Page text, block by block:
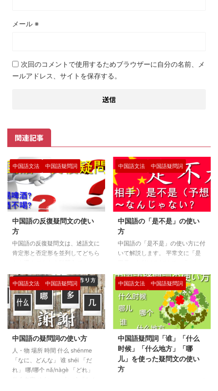
メール ※
次回のコメントで使用するためブラウザーに自分の名前、メ
ールアドレス、サイトを保存する。
関連記事
中国語文法 中国語疑問詞
中国語の反復疑問文の使い
方
中国語の反復疑問文は、述語文に
肯定形と否定形を並列してどちら
します。 中国語の疑問文 ①中国
語の疑問文の基本は、平常文に
「吗」を付ける方法があります。
你是中国人吗？ ---あなたは中国
人ですか？ ♠中国語を話してい
て、このような質問をされるよう
になるといいですね！ ②次に聞
きたい部分を疑問詞に変換する疑
問文の作り方があります。 我 看
电影。 谁 看电影？ 你吃 拉面。
中国語文法 中国語疑問詞
中国語の「是不是」の使い
方
中国語の「是不是」の使い方に付
いて解説します。 平常文に「是
で便利です。 中国人も日常会話
で頻繁に使うため、慣れておきま
しょう。 是不是の基本例 他是不
是中国人Tā shì bùshì zhōngguó
rén？ ---彼は中国人じゃない
の？ 你是不是感冒了Nǐ shì bùshì
gǎnmàole？ ---風邪じゃない
の？ 你是不是去看看Nǐ shì bùshì
qù kàn kàn？ ---ちょと見に行っ
たらどう？ 你喜欢吃烤肉，是不
中国語文法 中国語疑問詞
中国語の疑問詞の使い方
人・物 場所 時間 什么 shénme
「なに、どんな」 谁 shéi 「だ
れ」 哪/哪个 nǎ/nàgè 「どれ」
中国語文法 中国語疑問詞
中国語疑問詞「谁」「什么
时候」「什么地方」「哪
儿」を使った疑問文の使い
方